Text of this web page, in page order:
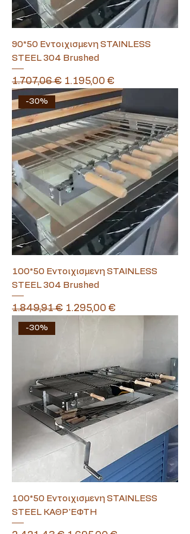
90*50 Εντοιχισμενη STAINLESS
STEEL 304 Brushed
Κανονική τιμή
1.707,06 € Τιμή Έκπτωσης
1.195,00 €
-30%
100*50 Εντοιχισμενη STAINLESS
STEEL 304 Brushed
Κανονική τιμή
1.849,91 € Τιμή Έκπτωσης
1.295,00 €
-30%
100*50 Εντοιχισμενη STAINLESS
STEEL ΚΑΘΡ'ΕΦΤΗ